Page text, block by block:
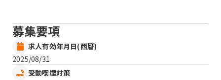
募集要項
求人有効年月日(西暦)
2025/08/31
受動喫煙対策